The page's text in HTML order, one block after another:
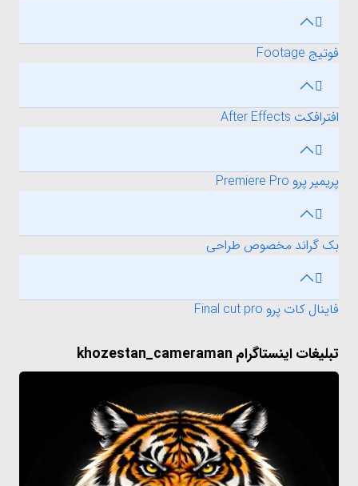
فوتیج Footage
افترافکت After Effects
پریمیر پرو Premiere Pro
بک گراند مخصوص طراحی
فاینال کات پرو Final cut pro
تبلیغات اینستاگرام khozestan_cameraman